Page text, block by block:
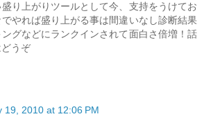
り上がりツールとして今、支持をうけてお
やれば盛り上がる事は間違いなし診断結果
グなどにランクインされて面白さ倍増！話
うぞ
19, 2010 at 12:06 PM